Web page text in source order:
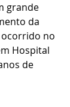
grande
da
ocorrido no
Hospital
de